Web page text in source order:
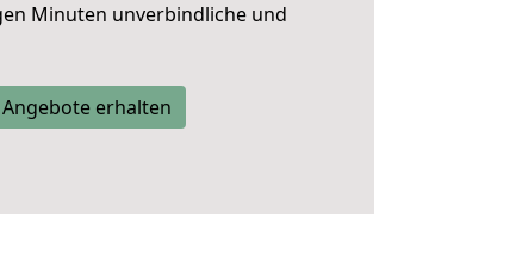
Minuten unverbindliche und
erhalten